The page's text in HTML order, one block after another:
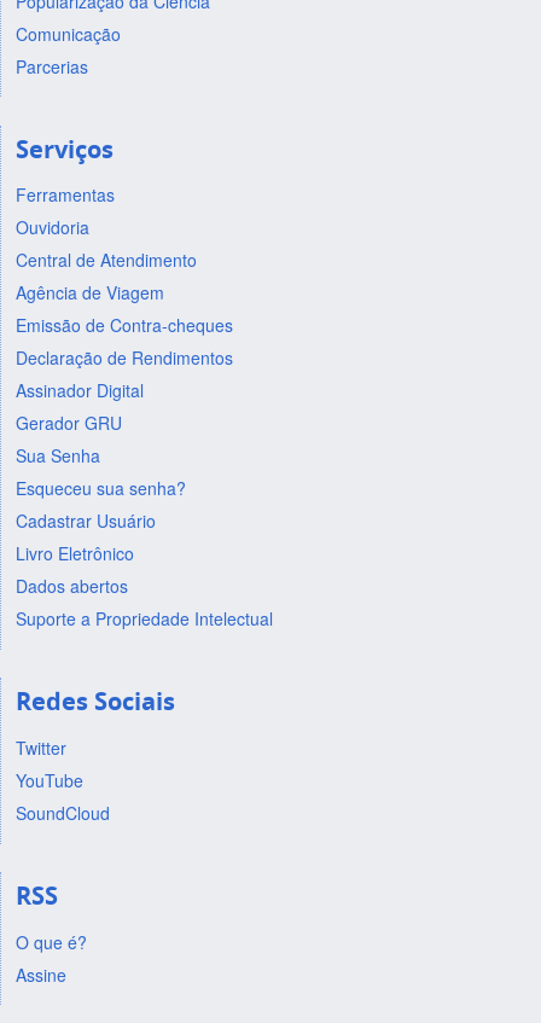
Comunicação
Parcerias
Serviços
Ferramentas
Ouvidoria
Central de Atendimento
Agência de Viagem
Emissão de Contra-cheques
Declaração de Rendimentos
Assinador Digital
Gerador GRU
Sua Senha
Esqueceu sua senha?
Cadastrar Usuário
Livro Eletrônico
Dados abertos
Suporte a Propriedade Intelectual
Redes Sociais
Twitter
YouTube
SoundCloud
RSS
O que é?
Assine